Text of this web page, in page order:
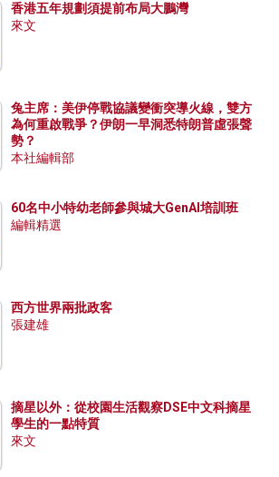
香港五年規劃須提前布局大鵬灣
來文
兔主席：美伊停戰協議變衝突導火線，雙方
為何重啟戰爭？伊朗一早洞悉特朗普虛張聲
勢？
本社編輯部
60名中小特幼老師參與城大GenAI培訓班
編輯精選
西方世界兩批政客
張建雄
摘星以外：從校園生活觀察DSE中文科摘星
學生的一點特質
來文